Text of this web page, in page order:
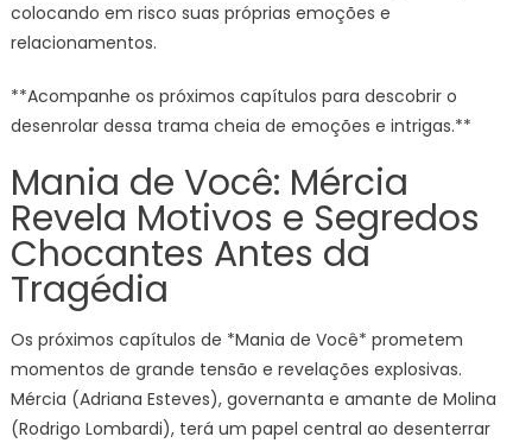
colocando em risco suas próprias emoções e
relacionamentos.
**Acompanhe os próximos capítulos para descobrir o
desenrolar dessa trama cheia de emoções e intrigas.**
Mania de Você: Mércia
Revela Motivos e Segredos
Chocantes Antes da
Tragédia
Os próximos capítulos de *Mania de Você* prometem
momentos de grande tensão e revelações explosivas.
Mércia (Adriana Esteves), governanta e amante de Molina
(Rodrigo Lombardi), terá um papel central ao desenterrar